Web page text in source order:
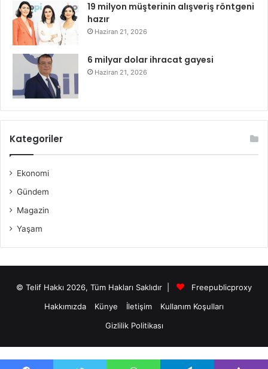
19 milyon müşterinin alışveriş röntgeni
hazır
Haziran 21, 2026
6 milyar dolar ihracat gayesi
Haziran 21, 2026
Kategoriler
Ekonomi
Gündem
Magazin
Yaşam
© Telif Hakkı 2026, Tüm Hakları Saklıdır |
Freepublicproxy
Hakkımızda
Künye İletişim
Kullanım Koşulları
Gizlilik Politikası